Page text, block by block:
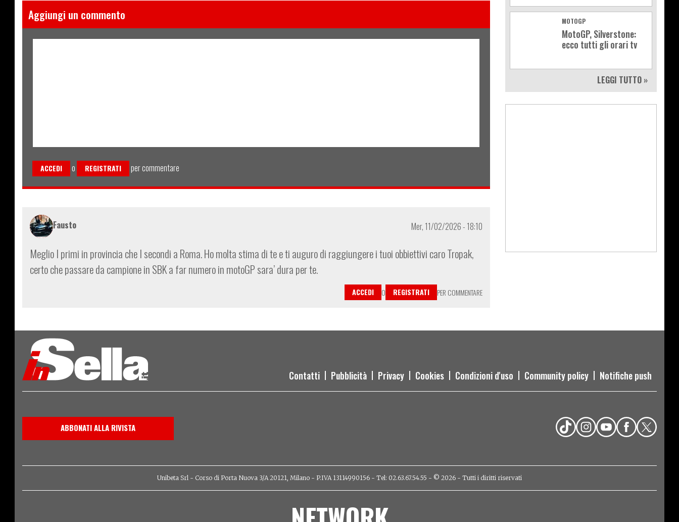
Aggiungi un commento
ACCEDI o REGISTRATI per commentare
Fausto Mer, 11/02/2026 - 18:10
Meglio I primi in provincia che I secondi a Roma. Ho molta stima di te e ti auguro di raggiungere i tuoi obbiettivi caro Tropak,
certo che passare da campione in SBK a far numero in motoGP sara’ dura per te.
ACCEDI O REGISTRATI PER COMMENTARE
MOTOGP
MotoGP, Silverstone:
ecco tutti gli orari tv
LEGGI TUTTO »
Contatti Pubblicità Privacy Cookies Condizioni d'uso Community policy Notifiche push
ABBONATI ALLA RIVISTA
Unibeta Srl - Corso di Porta Nuova 3/A 20121, Milano - P.IVA 13114990156 - Tel: 02.63.67.54.55 - © 2026 - Tutti i diritti riservati